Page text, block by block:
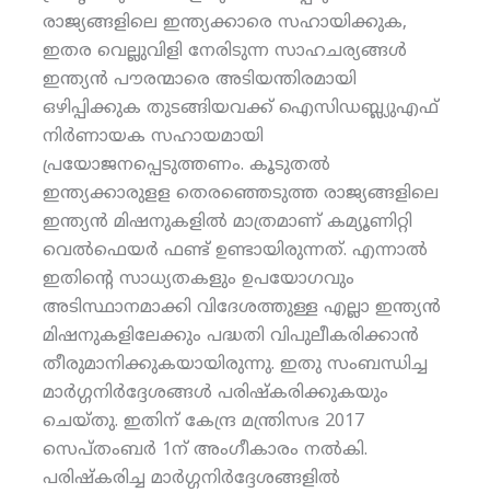
രാജ്യങ്ങളിലെ ഇന്ത്യക്കാരെ സഹായിക്കുക,
ഇതര വെല്ലുവിളി നേരിടുന്ന സാഹചര്യങ്ങള്‍
ഇന്ത്യന്‍ പൗരന്മാരെ അടിയന്തിരമായി
ഒഴിപ്പിക്കുക തുടങ്ങിയവക്ക് ഐസിഡബ്ല്യുഎഫ്
നിര്‍ണായക സഹായമായി
പ്രയോജനപ്പെടുത്തണം. കൂടുതല്‍
ഇന്ത്യക്കാരുളള തെരഞ്ഞെടുത്ത രാജ്യങ്ങളിലെ
ഇന്ത്യന്‍ മിഷനുകളില്‍ മാത്രമാണ് കമ്യൂണിറ്റി
വെല്‍ഫെയര്‍ ഫണ്ട് ഉണ്ടായിരുന്നത്. എന്നാല്‍
ഇതിന്റെ സാധ്യതകളും ഉപയോഗവും
അടിസ്ഥാനമാക്കി വിദേശത്തുള്ള എല്ലാ ഇന്ത്യന്‍
മിഷനുകളിലേക്കും പദ്ധതി വിപുലീകരിക്കാന്‍
തീരുമാനിക്കുകയായിരുന്നു. ഇതു സംബന്ധിച്ച
മാര്‍ഗ്ഗനിര്‍ദ്ദേശങ്ങള്‍ പരിഷ്‌കരിക്കുകയും
ചെയ്തു. ഇതിന് കേന്ദ്ര മന്ത്രിസഭ 2017
സെപ്തംബര്‍ 1ന് അംഗീകാരം നല്‍കി.
പരിഷ്‌കരിച്ച മാര്‍ഗ്ഗനിര്‍ദ്ദേശങ്ങളില്‍